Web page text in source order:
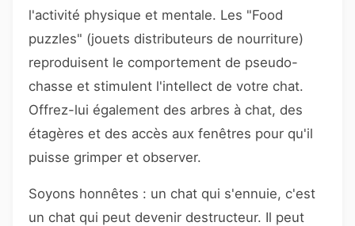
l'activité physique et mentale. Les "Food
puzzles" (jouets distributeurs de nourriture)
reproduisent le comportement de pseudo-
chasse et stimulent l'intellect de votre chat.
Offrez-lui également des arbres à chat, des
étagères et des accès aux fenêtres pour qu'il
puisse grimper et observer.
Soyons honnêtes : un chat qui s'ennuie, c'est
un chat qui peut devenir destructeur. Il peut